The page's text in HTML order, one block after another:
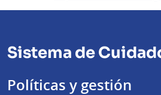
Sistema de
Políticas y gestión